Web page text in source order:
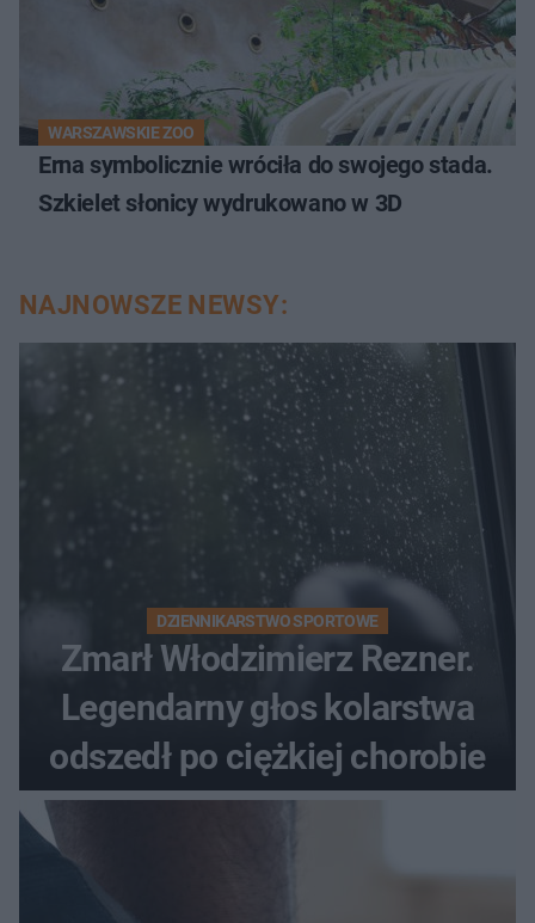
WARSZAWSKIE ZOO
Erna symbolicznie wróciła do swojego stada.
Szkielet słonicy wydrukowano w 3D
NAJNOWSZE NEWSY:
DZIENNIKARSTWO SPORTOWE
Zmarł Włodzimierz Rezner.
Legendarny głos kolarstwa
odszedł po ciężkiej chorobie